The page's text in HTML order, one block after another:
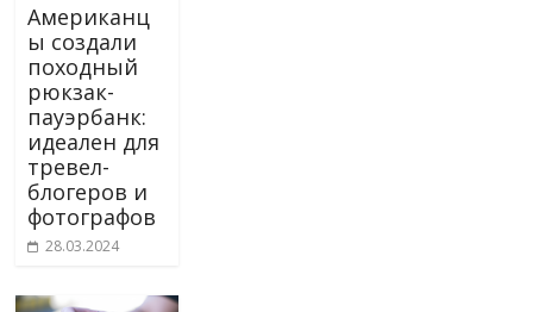
Американц
ы создали
походный
рюкзак-
пауэрбанк:
идеален для
тревел-
блогеров и
фотографов
28.03.2024